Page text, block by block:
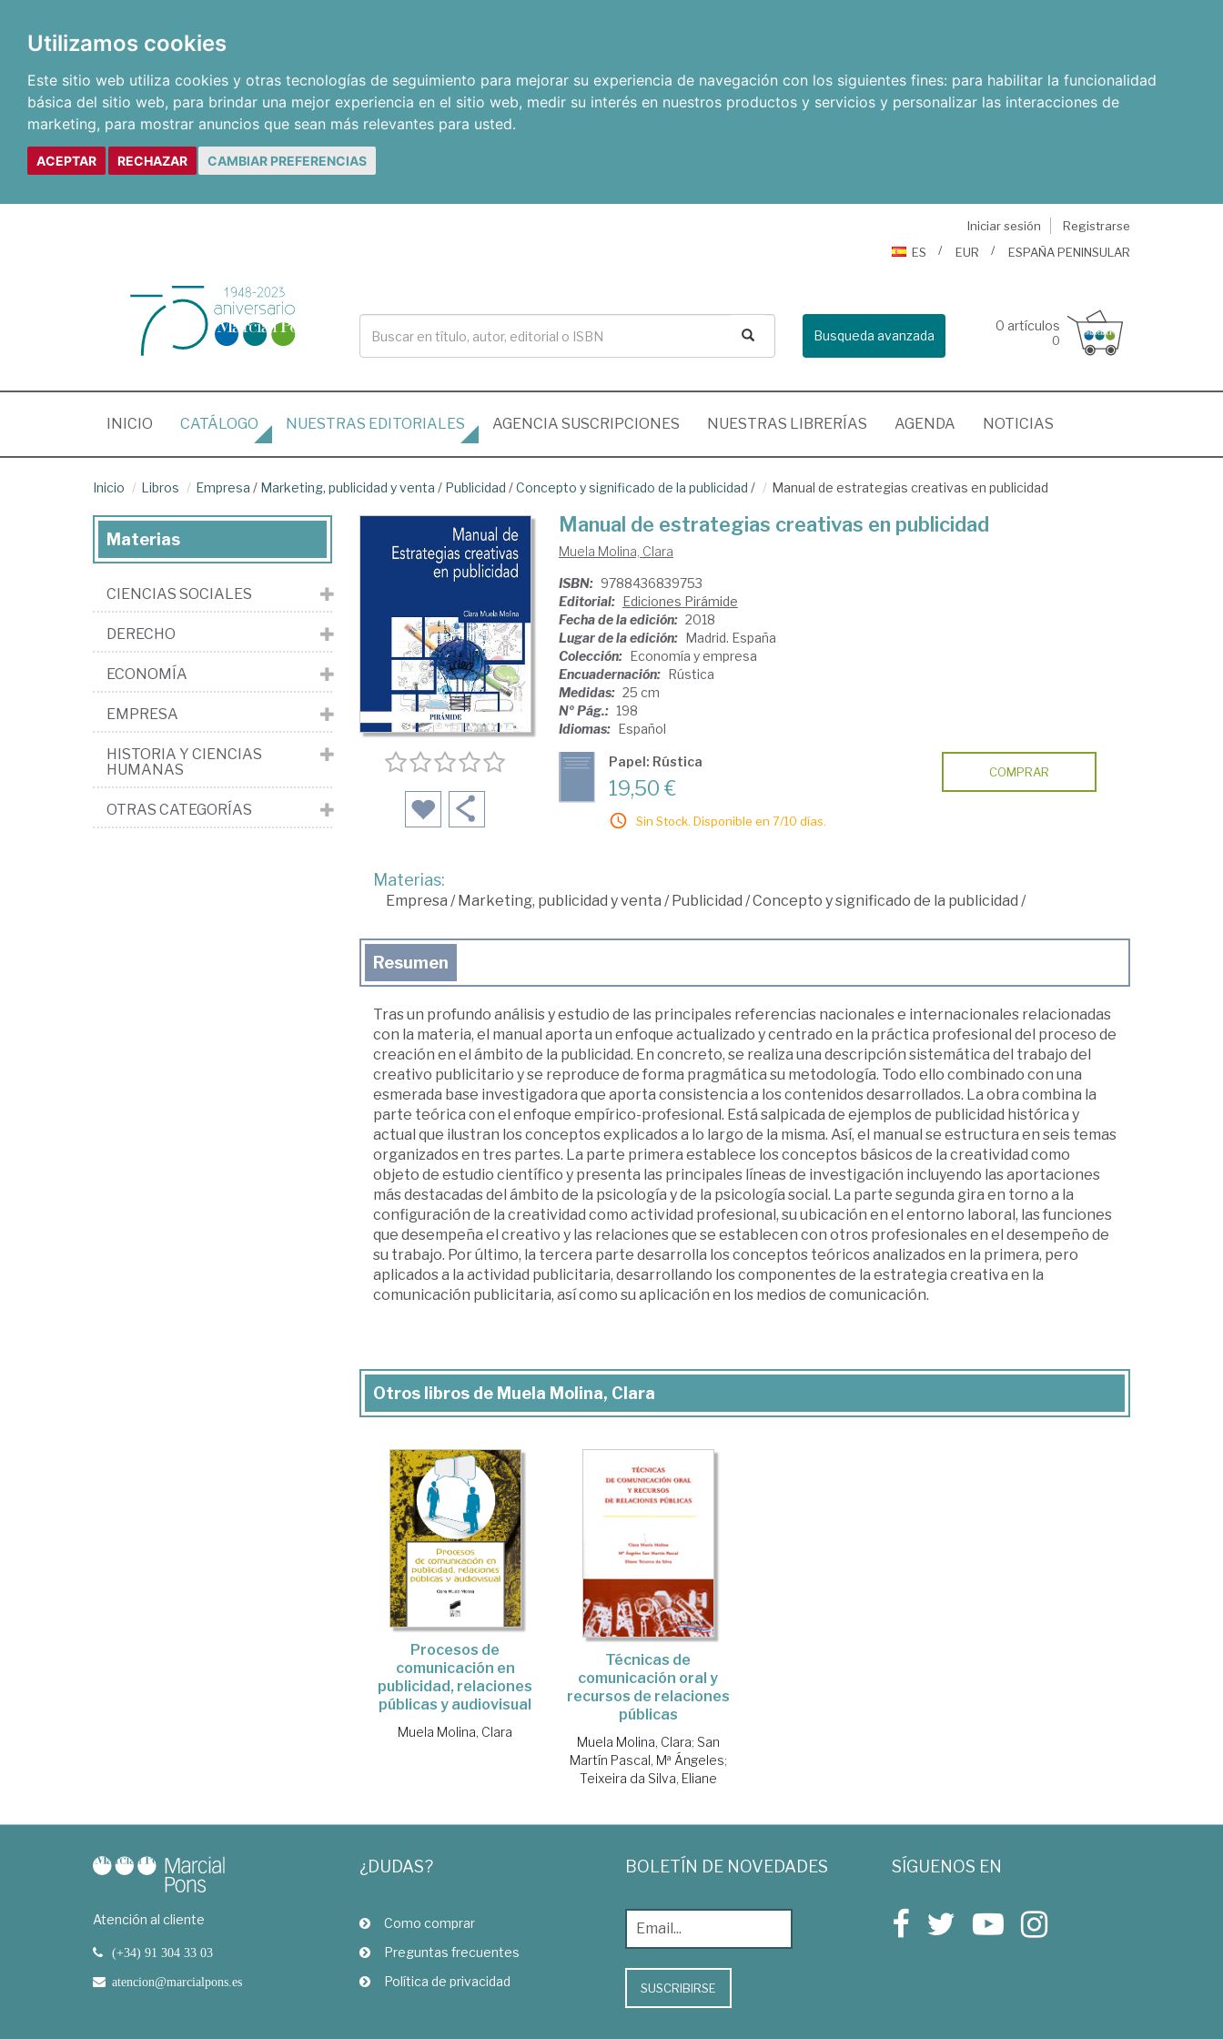
Utilizamos cookies
Este sitio web utiliza cookies y otras tecnologías de seguimiento para mejorar su experiencia de navegación con los siguientes fines: para habilitar la funcionalidad
básica del sitio web, para brindar una mejor experiencia en el sitio web, medir su interés en nuestros productos y servicios y personalizar las interacciones de
marketing, para mostrar anuncios que sean más relevantes para usted.
ACEPTAR RECHAZAR CAMBIAR PREFERENCIAS
Iniciar sesión
Registrarse
ES
EUR ESPAÑA PENINSULAR
Busqueda avanzada
0 artículos
0
INICIO (CURRENT)
CATÁLOGO NUESTRAS EDITORIALES AGENCIA SUSCRIPCIONES NUESTRAS LIBRERÍAS AGENDA NOTICIAS
Inicio Libros Empresa / Marketing, publicidad y venta / Publicidad /Concepto y significado de la publicidad / Manual de estrategias creativas en publicidad
Manual de estrategias creativas en publicidad
Muela Molina, Clara
ISBN: 9788436839753
Editorial: Ediciones Pirámide
Fecha de la edición: 2018
Lugar de la edición: Madrid. España
Colección: Economía y empresa
Encuadernación: Rústica
Medidas: 25 cm
Nº Pág.: 198
Idiomas: Español
Papel: Rústica
19,50 €
Sin Stock. Disponible en 7/10 días.
COMPRAR
Materias:
Empresa /Marketing, publicidad y venta /Publicidad /Concepto y significado de la publicidad /
Resumen
Tras un profundo análisis y estudio de las principales referencias nacionales e internacionales relacionadas
con la materia, el manual aporta un enfoque actualizado y centrado en la práctica profesional del proceso de
creación en el ámbito de la publicidad. En concreto, se realiza una descripción sistemática del trabajo del
creativo publicitario y se reproduce de forma pragmática su metodología. Todo ello combinado con una
esmerada base investigadora que aporta consistencia a los contenidos desarrollados. La obra combina la
parte teórica con el enfoque empírico-profesional. Está salpicada de ejemplos de publicidad histórica y
actual que ilustran los conceptos explicados a lo largo de la misma. Así, el manual se estructura en seis temas
organizados en tres partes. La parte primera establece los conceptos básicos de la creatividad como
objeto de estudio científico y presenta las principales líneas de investigación incluyendo las aportaciones
más destacadas del ámbito de la psicología y de la psicología social. La parte segunda gira en torno a la
configuración de la creatividad como actividad profesional, su ubicación en el entorno laboral, las funciones
que desempeña el creativo y las relaciones que se establecen con otros profesionales en el desempeño de
su trabajo. Por último, la tercera parte desarrolla los conceptos teóricos analizados en la primera, pero
aplicados a la actividad publicitaria, desarrollando los componentes de la estrategia creativa en la
comunicación publicitaria, así como su aplicación en los medios de comunicación.
Otros libros de Muela Molina, Clara
Procesos de
comunicación en
publicidad, relaciones
públicas y audiovisual
Muela Molina, Clara
Técnicas de
comunicación oral y
recursos de relaciones
públicas
Muela Molina, Clara; San
Martín Pascal, Mª Ángeles;
Teixeira da Silva, Eliane
Materias
CIENCIAS SOCIALES
DERECHO
ECONOMÍA
EMPRESA
HISTORIA Y CIENCIAS
HUMANAS
OTRAS CATEGORÍAS
Atención al cliente
(+34) 91 304 33 03
atencion@marcialpons.es
¿DUDAS?
Como comprar
Preguntas frecuentes
Política de privacidad
BOLETÍN DE NOVEDADES
SUSCRIBIRSE
SÍGUENOS EN